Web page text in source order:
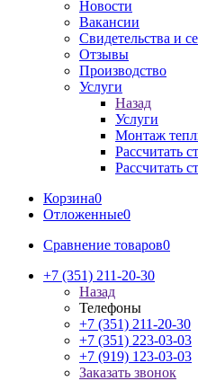
Новости
Вакансии
Свидетельства и
Отзывы
Производство
Услуги
Назад
Услуги
Монтаж
Рассчитать
Рассчитать
Корзина0
Отложенные0
Сравнение товаров0
+7 (351) 211-20-30
Назад
Телефоны
+7 (351) 211-20-30
+7 (351) 223-03-03
+7 (919) 123-03-03
Заказать звонок